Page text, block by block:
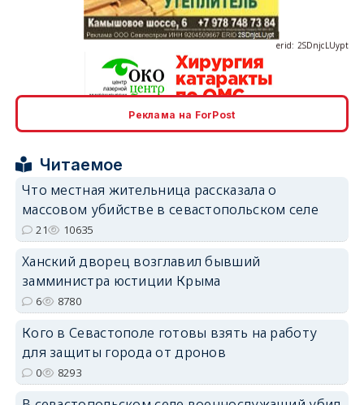
Реклама на ForPost
Читаемое
Что местная жительница рассказала о
массовом убийстве в севастопольском селе
21 10635
Ханский дворец возглавил бывший
замминистра юстиции Крыма
6 8780
Кого в Севастополе готовы взять на работу
для защиты города от дронов
0 8293